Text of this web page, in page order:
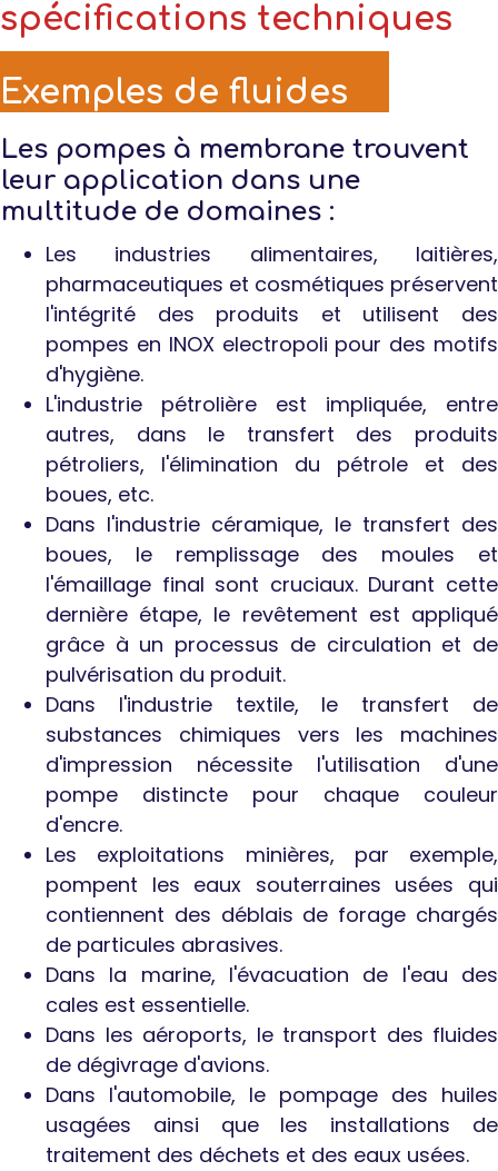
spécifications techniques
Exemples de fluides
pompés :
Les pompes à membrane trouvent
leur application dans une
multitude de domaines :
Les industries alimentaires, laitières,
pharmaceutiques et cosmétiques préservent
l'intégrité des produits et utilisent des
pompes en INOX electropoli pour des motifs
d'hygiène.
L'industrie pétrolière est impliquée, entre
autres, dans le transfert des produits
pétroliers, l'élimination du pétrole et des
boues, etc.
Dans l'industrie céramique, le transfert des
boues, le remplissage des moules et
l'émaillage final sont cruciaux. Durant cette
dernière étape, le revêtement est appliqué
grâce à un processus de circulation et de
pulvérisation du produit.
Dans l'industrie textile, le transfert de
substances chimiques vers les machines
d'impression nécessite l'utilisation d'une
pompe distincte pour chaque couleur
d'encre.
Les exploitations minières, par exemple,
pompent les eaux souterraines usées qui
contiennent des déblais de forage chargés
de particules abrasives.
Dans la marine, l'évacuation de l'eau des
cales est essentielle.
Dans les aéroports, le transport des fluides
de dégivrage d'avions.
Dans l'automobile, le pompage des huiles
usagées ainsi que les installations de
traitement des déchets et des eaux usées.